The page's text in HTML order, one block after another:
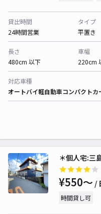
貸出時間
24時間営業
タイプ
平置き
長さ
480cm 以下
車幅
220cm
対応車種
オートバイ軽自動車コンパクトカ
＊個人宅:三
¥550〜 /
時間貸し可